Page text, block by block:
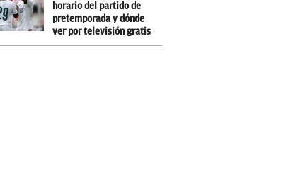
horario del partido de
pretemporada y dónde
ver por televisión gratis